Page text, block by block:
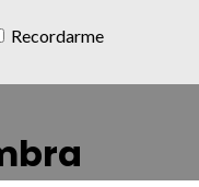
Recordarme